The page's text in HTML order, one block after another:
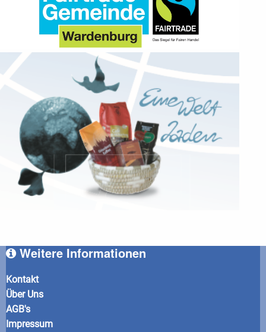
Weitere Informationen
Kontakt
Über Uns
AGB's
Impressum